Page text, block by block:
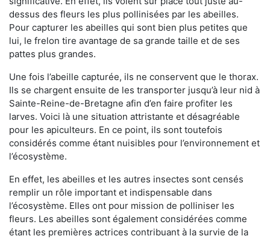
dessus des fleurs les plus pollinisées par les abeilles.
Pour capturer les abeilles qui sont bien plus petites que
lui, le frelon tire avantage de sa grande taille et de ses
pattes plus grandes.
Une fois l’abeille capturée, ils ne conservent que le thorax.
Ils se chargent ensuite de les transporter jusqu’à leur nid à
Sainte-Reine-de-Bretagne afin d’en faire profiter les
larves. Voici là une situation attristante et désagréable
pour les apiculteurs. En ce point, ils sont toutefois
considérés comme étant nuisibles pour l’environnement et
l’écosystème.
En effet, les abeilles et les autres insectes sont censés
remplir un rôle important et indispensable dans
l’écosystème. Elles ont pour mission de polliniser les
fleurs. Les abeilles sont également considérées comme
étant les premières actrices contribuant à la survie de la